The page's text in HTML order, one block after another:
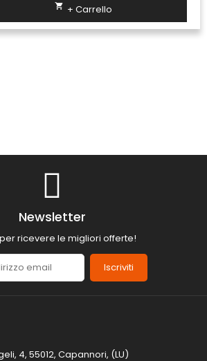
 + Carrello
Newsletter
ricevere le migliori offerte!
Iscriviti
4, 55012, Capannori, (LU)